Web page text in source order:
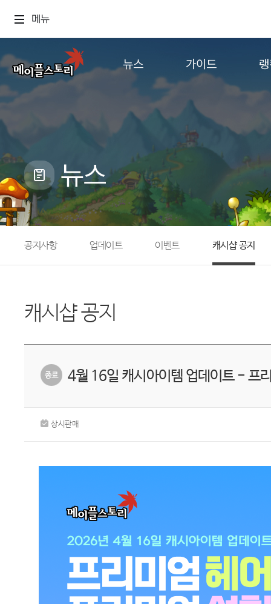
메뉴
뉴스
공지사항
업데이트
캐시샵 공지
메이플 알림판
with maple
가이드
게임정보
직업소개
확률형 아이템
NEXON NOW
뉴스
공지사항 업데이트 이벤트 캐시샵 공지
캐시샵 공지
4월 16일 캐시아이템 업데이트 - 프
상시판매